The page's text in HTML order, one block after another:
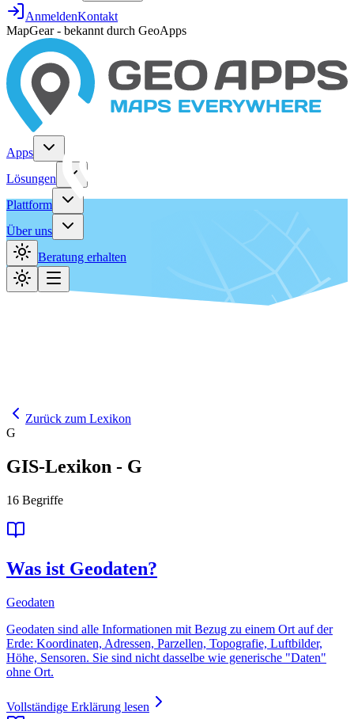
AnmeldenKontakt
MapGear - bekannt durch GeoApps
Apps
Lösungen
Plattform
Über uns
Beratung erhalten
Zurück zum Lexikon
G
GIS-Lexikon - G
16 Begriffe
Was ist Geodaten?
Geodaten
Geodaten sind alle Informationen mit Bezug zu einem Ort auf der
Erde: Koordinaten, Adressen, Parzellen, Topografie, Luftbilder,
Höhe, Sensoren. Sie sind nicht dasselbe wie generische "Daten"
ohne Ort.
Vollständige Erklärung lesen